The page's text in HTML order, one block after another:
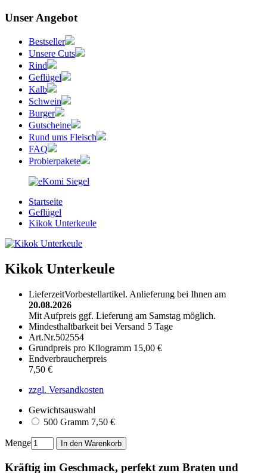
Unser Angebot
Bestseller
Unsere Cuts
Rind
Geflügel
Kalb
Schwein
Burger
Gutscheine
Rund ums Fleisch
FAQ
Probierpakete
Startseite
Geflügel
Kikok Unterkeule
Kikok Unterkeule
LieferzeitVorbestellartikel. Anlieferung bei Ihnen am
20.08.2026
Mit Aufpreis ggf. Lieferung am Samstag möglich.
Mindesthaltbarkeit bei Versand 5 Tage
Art.Nr.502554
Grundpreis pro Kilogramm 15,00 €
Endverbraucherpreis
7,50 €
zzgl. Versandkosten
Gewichtsauswahl
500 Gramm 7,50 €
Menge
Kräftig im Geschmack, perfekt zum Braten und